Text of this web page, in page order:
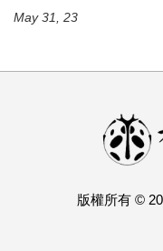
May 31, 23
版權所有 ©